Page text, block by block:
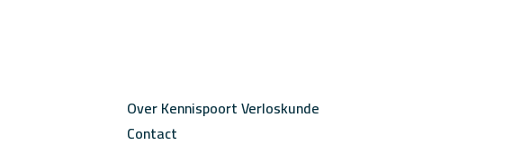
Over Kennispoort Verloskunde
Contact